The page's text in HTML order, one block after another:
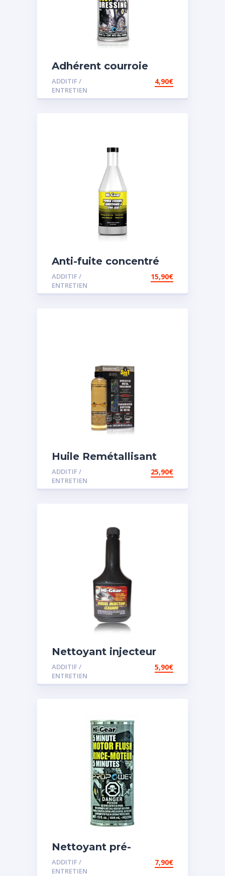
Adhérent courroie
ADDITIF /
ENTRETIEN
4,90€
Anti-fuite concentré
pour direction
assistée
ADDITIF /
ENTRETIEN
15,90€
Huile Remétallisant
Moteur SMT2
ADDITIF /
ENTRETIEN
25,90€
Nettoyant injecteur
diesel
ADDITIF /
ENTRETIEN
5,90€
Nettoyant pré-
vidange
ADDITIF /
ENTRETIEN
7,90€